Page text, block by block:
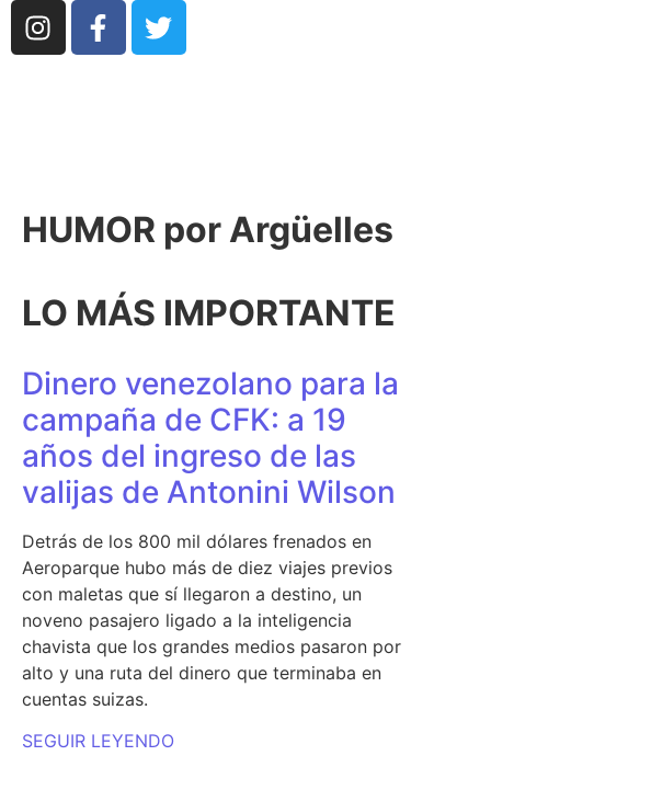
HUMOR por Argüelles​
LO MÁS IMPORTANTE
Dinero venezolano para la
campaña de CFK: a 19
años del ingreso de las
valijas de Antonini Wilson
Detrás de los 800 mil dólares frenados en
Aeroparque hubo más de diez viajes previos
con maletas que sí llegaron a destino, un
noveno pasajero ligado a la inteligencia
chavista que los grandes medios pasaron por
alto y una ruta del dinero que terminaba en
cuentas suizas.
SEGUIR LEYENDO